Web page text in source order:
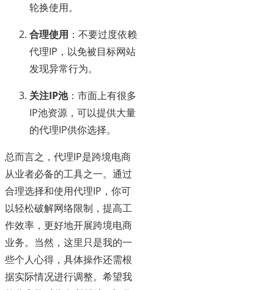
轮换使用。
合理使用 ：不要过度依赖
代理IP，以免被目标网站
发现异常行为。
关注IP池：市面上有很多
IP池资源，可以提供大量
的代理IP供你选择。
总而言之，代理IP是跨境电商
从业者必备的工具之一。通过
合理选择和使用代理IP，你可
以轻松破解网络限制，提高工
作效率，更好地开展跨境电商
业务。当然，这里只是我的一
些个人心得，具体操作还需根
据实际情况进行调整。希望我